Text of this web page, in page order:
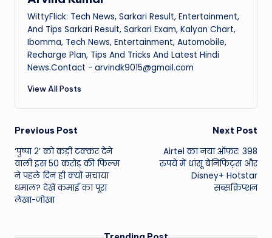
WittyFlick: Tech News, Sarkari Result, Entertainment,
And Tips Sarkari Result, Sarkari Exam, Kalyan Chart,
Ibomma, Tech News, Entertainment, Automobile,
Recharge Plan, Tips And Tricks And Latest Hindi
News.Contact - arvindk9015@gmail.com
View All Posts
Post
navigation
Previous Post
‘पुष्पा 2’ को कड़ी टक्कर देने
वाली इस 50 करोड़ की फिल्म
ने पहले दिन ही क्यों मचाया
धमाल? देखें कमाई का पूरा
लेखा-जोखा
Next Post
Airtel का नया ऑफर: 398
रुपये में धांसू बेनिफिट्स और
Disney+ Hotstar
सब्सक्रिप्शन